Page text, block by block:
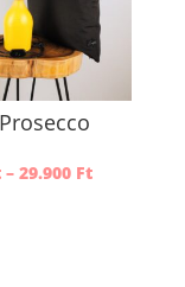
– 29.900 Ft